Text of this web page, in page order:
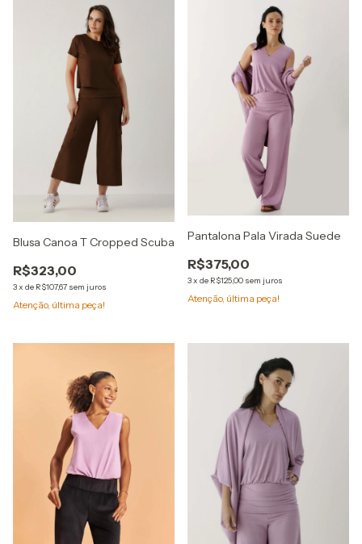
Blusa Canoa T Cropped Scuba
R$323,00
3x de R$107,67 sem juros
Atenção, última peça!
Pantalona Pala Virada Suede
R$375,00
3x de R$125,00 sem juros
Atenção, última peça!